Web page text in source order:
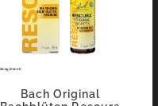
Bach Original